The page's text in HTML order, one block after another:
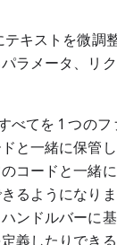
キストを微調
ラメータ、リ
べてを 1 つの
と一緒に保管
コードと一緒
るようになり
ンドルバーに
義したりでき